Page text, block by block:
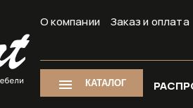
О компании Заказ и оплата
КАТАЛОГ